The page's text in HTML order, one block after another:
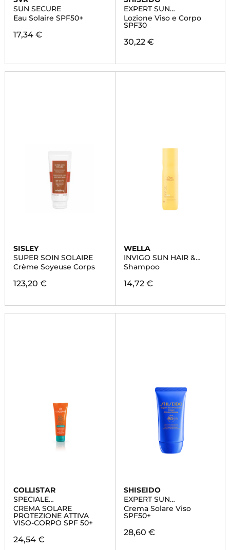
SUN SECURE
Eau Solaire SPF50+
17,34 €
EXPERT SUN
PROTECTOR
Lozione Viso e Corpo
SPF30
30,22 €
SISLEY
SUPER SOIN SOLAIRE
Crème Soyeuse Corps
123,20 €
WELLA
INVIGO SUN HAIR &
BODY
Shampoo
14,72 €
COLLISTAR
SPECIALE
ABBRONZATURA
PERFETTA
CREMA SOLARE
PROTEZIONE ATTIVA
VISO-CORPO SPF 50+
24,54 €
SHISEIDO
EXPERT SUN
PROTECTOR
Crema Solare Viso
SPF50+
28,60 €